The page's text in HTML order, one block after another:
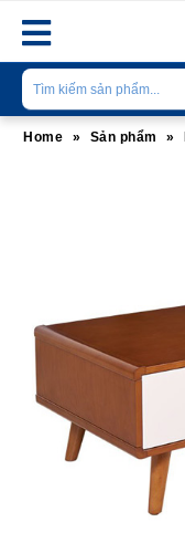
Home » Sản phẩm »